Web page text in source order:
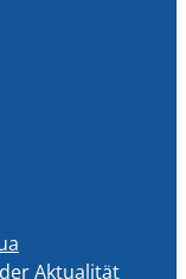
Aktualität